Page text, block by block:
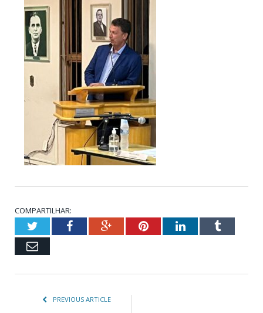
COMPARTILHAR:
TwitterFacebookGoogle+PinterestLinkedInTumblr
Email
PREVIOUS ARTICLE